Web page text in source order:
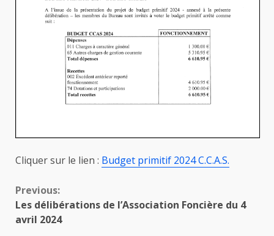
Cliquer sur le lien : Budget primitif 2024 C.C.A.S.
Continue
Reading
Previous:
Les délibérations de l’Association Foncière du 4
avril 2024